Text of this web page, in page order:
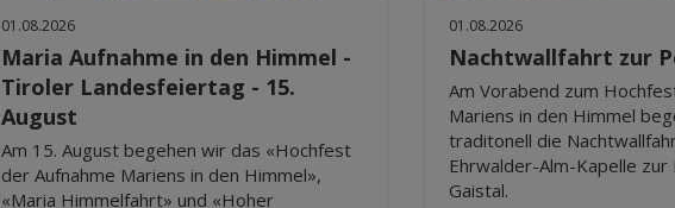
01.08.2026
Maria Aufnahme in den Himmel -
Tiroler Landesfeiertag - 15.
August
Am 15. August begehen wir das «Hochfest
der Aufnahme Mariens in den Himmel»,
«Maria Himmelfahrt» und «Hoher
01.08.2026
Nachtwallfahrt zur
Am Vorabend zum
Mariens in den Himmel
traditonell die
Ehrwalder-Alm-Kapelle zur
Gaistal.